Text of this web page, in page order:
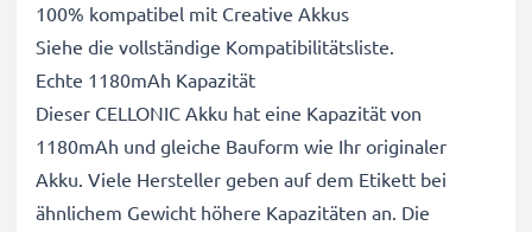
100% kompatibel mit Creative Akkus
Siehe die vollständige Kompatibilitätsliste.
Echte 1180mAh Kapazität
Dieser CELLONIC Akku hat eine Kapazität von
1180mAh und gleiche Bauform wie Ihr originaler
Akku. Viele Hersteller geben auf dem Etikett bei
ähnlichem Gewicht höhere Kapazitäten an. Die